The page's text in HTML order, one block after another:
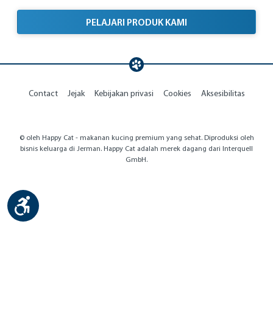
PELAJARI PRODUK KAMI
Contact Jejak Kebijakan privasi Cookies Aksesibilitas
© oleh Happy Cat - makanan kucing premium yang sehat. Diproduksi oleh
bisnis keluarga di Jerman. Happy Cat adalah merek dagang dari Interquell
GmbH.
Show toolbar